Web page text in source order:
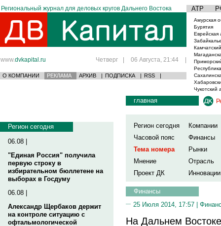
Региональный журнал для деловых кругов Дальнего Востока АТР
www.dvkapital.ru Четверг | 06 Августа, 21:44 |
О КОМПАНИИ РЕКЛАМА АРХИВ | ПОДПИСКА | RSS |
Амурская
Бурятия
Еврейская
Чукотский
Регион сегодня
06.08 |
"Единая Россия" получила
первую строку в
избирательном бюллетене на
выборах в Госдуму
06.08 |
Александр Щербаков держит
на контроле ситуацию с
офтальмологической
главная
Регион сегодня
Компании
Часовой пояс
Финансы
Тема номера
Рынки
Мнение
Отрасль
Проект ДК
Инновации
Финансы
25 Июля 2014, 17:57 |
На Дальнем